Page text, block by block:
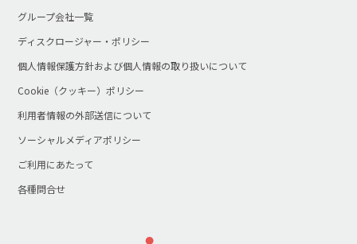
グループ会社一覧
ディスクロージャー・ポリシー
個人情報保護方針および個人情報の取り扱いについて
Cookie（クッキー）ポリシー
利用者情報の外部送信について
ソーシャルメディアポリシー
ご利用にあたって
各種問合せ